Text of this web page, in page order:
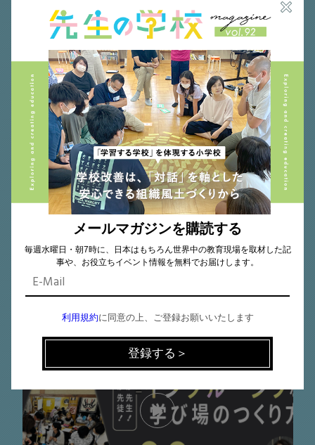
2024.12.15
インクルーシブ教育
多様な価値観との付き合い方 〜個性を認め
合える教室づくりを考える〜
Bridge Project代表 / 多様性教育ファシリテーター / 日本語教師 内山 唯
日さん
メールマガジンを購読する
毎週水曜日・朝7時に、日本はもちろん世界中の教育現場を取材した記
事や、お役立ちイベント情報を無料でお届けします。
利用規約に同意の上、ご登録お願いいたします